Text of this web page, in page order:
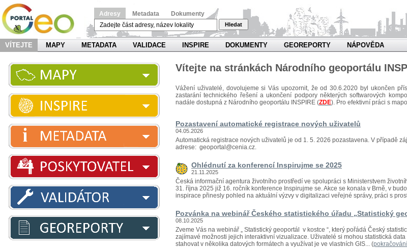
Adresy Metadata Dokumenty
Hledat
VÍTEJTE MAPY METADATA VALIDACE INSPIRE DOKUMENTY GEOREPORTY NÁPOVĚDA
Vítejte na stránkách Národního geoportálu
Vážení uživatelé, dovolujeme si Vás upozornit, že od 30.6.2020 byl ukončen
zastarání technického řešení a ukončení podpory některých softwarových
nadále dostupná z Národního geoportálu INSPIRE (ZDE). Pro efektivní práci s
Pozastavení automatické registrace nových uživatelů
04.05.2026
Automatická registrace nových uživatelů je od 1. 5. 2026 pozastavena. V případě
adrese: geoportal@cenia.cz.
Ohlédnutí za konferencí Inspirujme se 2025
21.11.2025
Česká informační agentura životního prostředí ve spolupráci s Ministerstvem
31. října 2025 již 16. ročník konference Inspirujme se. Akce se konala v Brně, v
inspirace přinesly pohled na aktuální výzvy v digitalizaci veřejné správy, práci s
Pozvánka na webinář Českého statistického úřadu „Statistický
08.10.2025
Zveme Vás na webinář „ Statistický geoportál v kostce “, který pořádá Český
zajímavé možnosti jejich interaktivní vizualizace. Uživatelé si mohou statistická
stahovat v několika datových formátech a využívat je ve vlastních GIS... (pokračování